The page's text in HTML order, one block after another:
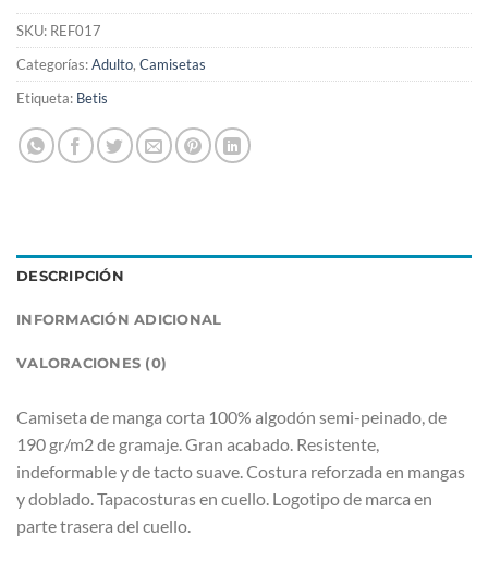
SKU: REF017
Categorías:Adulto, Camisetas
Etiqueta: Betis
DESCRIPCIÓN
INFORMACIÓN ADICIONAL
VALORACIONES (0)
Camiseta de manga corta 100% algodón semi-peinado, de
190 gr/m2 de gramaje. Gran acabado. Resistente,
indeformable y de tacto suave. Costura reforzada en mangas
y doblado. Tapacosturas en cuello. Logotipo de marca en
parte trasera del cuello.